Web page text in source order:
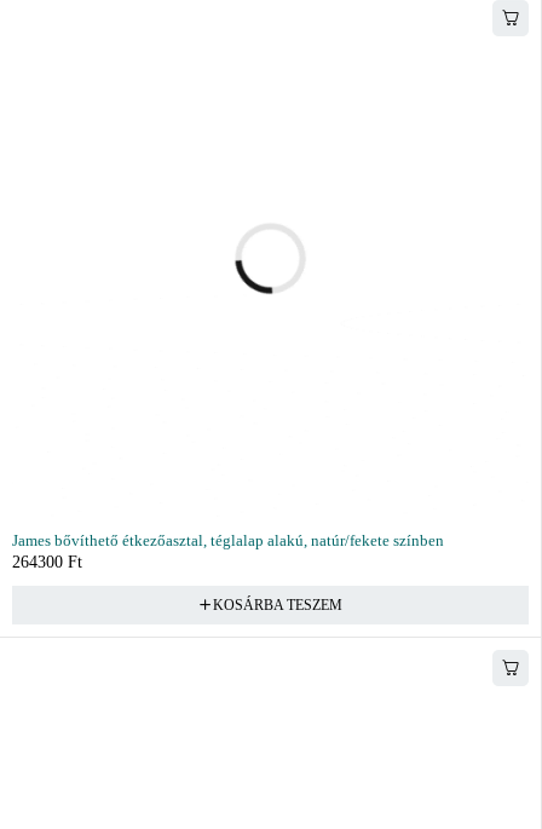
James bővíthető étkezőasztal, téglalap alakú, natúr/fekete színben
264300 Ft
KOSÁRBA TESZEM